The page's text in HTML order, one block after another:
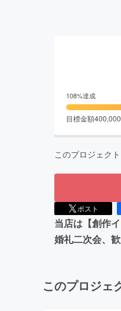
108%達成
目標金額400,000
このプロジェクト
ポスト
当店は【創作
婚礼二次会、
このプロジェ